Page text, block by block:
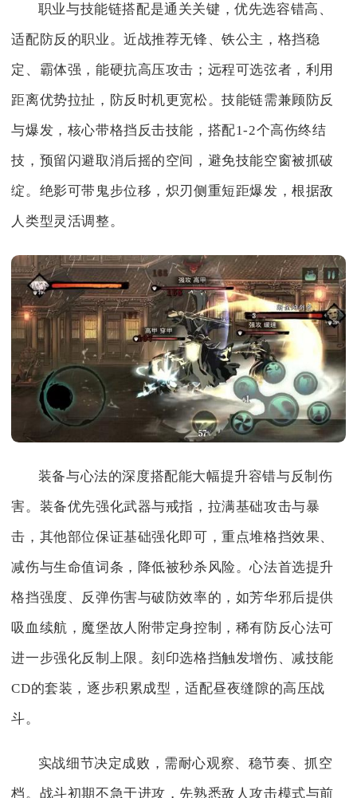
职业与技能链搭配是通关关键，优先选容错高、
适配防反的职业。近战推荐无锋、铁公主，格挡稳
定、霸体强，能硬抗高压攻击；远程可选弦者，利用
距离优势拉扯，防反时机更宽松。技能链需兼顾防反
与爆发，核心带格挡反击技能，搭配1-2个高伤终结
技，预留闪避取消后摇的空间，避免技能空窗被抓破
绽。绝影可带鬼步位移，炽刃侧重短距爆发，根据敌
人类型灵活调整。
装备与心法的深度搭配能大幅提升容错与反制伤
害。装备优先强化武器与戒指，拉满基础攻击与暴
击，其他部位保证基础强化即可，重点堆格挡效果、
减伤与生命值词条，降低被秒杀风险。心法首选提升
格挡强度、反弹伤害与破防效率的，如芳华邪后提供
吸血续航，魔堡故人附带定身控制，稀有防反心法可
进一步强化反制上限。刻印选格挡触发增伤、减技能
CD的套装，逐步积累成型，适配昼夜缝隙的高压战
斗。
实战细节决定成败，需耐心观察、稳节奏、抓空
档。战斗初期不急于进攻，先熟悉敌人攻击模式与前